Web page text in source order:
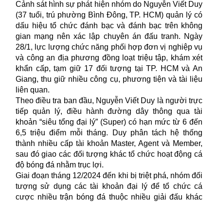
Cảnh sát hình sự phát hiện nhóm do Nguyễn Viết Duy
(37 tuổi, trú phường Bình Đông, TP. HCM) quản lý có
dấu hiệu tổ chức đánh bạc và đánh bạc trên không
gian mạng nên xác lập chuyên án đấu tranh. Ngày
28/1, lực lượng chức năng phối hợp đơn vị nghiệp vụ
và công an địa phương đồng loạt triệu tập, khám xét
khẩn cấp, tạm giữ 17 đối tượng tại TP. HCM và An
Giang, thu giữ nhiều công cụ, phương tiện và tài liệu
liên quan.
Theo điều tra ban đầu, Nguyễn Viết Duy là người trực
tiếp quản lý, điều hành đường dây thông qua tài
khoản “siêu tổng đại lý” (Super) có hạn mức từ 6 đến
6,5 triệu điểm mỗi tháng. Duy phân tách hệ thống
thành nhiều cấp tài khoản Master, Agent và Member,
sau đó giao các đối tượng khác tổ chức hoạt động cá
độ bóng đá nhằm trục lợi.
Giai đoạn tháng 12/2024 đến khi bị triệt phá, nhóm đối
tượng sử dụng các tài khoản đại lý để tổ chức cá
cược nhiều trận bóng đá thuộc nhiều giải đấu khác